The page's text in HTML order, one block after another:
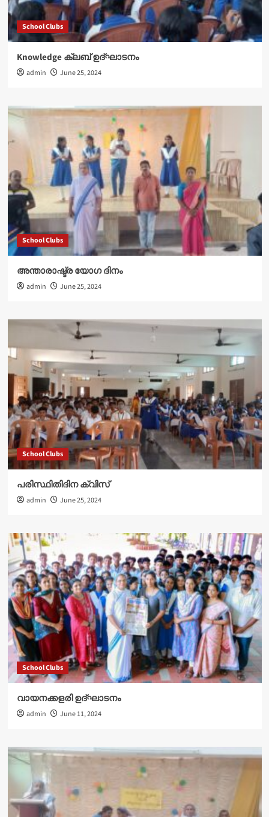
School Clubs
Knowledge ക്ലബ് ഉദ്‌ഘാടനം
admin June 25, 2024
School Clubs
അന്താരാഷ്ട്ര യോഗ ദിനം
admin June 25, 2024
School Clubs
പരിസ്ഥിതിദിന ക്വിസ്
admin June 25, 2024
School Clubs
വായനക്കളരി ഉദ്‌ഘാടനം
admin June 11, 2024